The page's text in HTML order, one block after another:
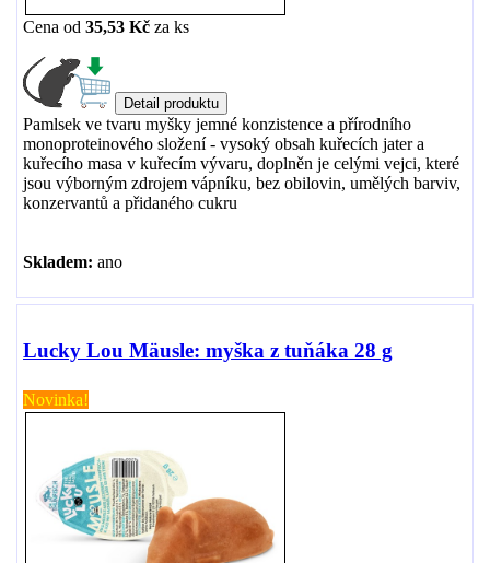
Cena od 35,53 Kč za ks
Pamlsek ve tvaru myšky jemné konzistence a přírodního
monoproteinového složení - vysoký obsah kuřecích jater a
kuřecího masa v kuřecím vývaru, doplněn je celými vejci, které
jsou výborným zdrojem vápníku, bez obilovin, umělých barviv,
konzervantů a přidaného cukru
Skladem: ano
Lucky Lou Mäusle: myška z tuňáka 28 g
Novinka!